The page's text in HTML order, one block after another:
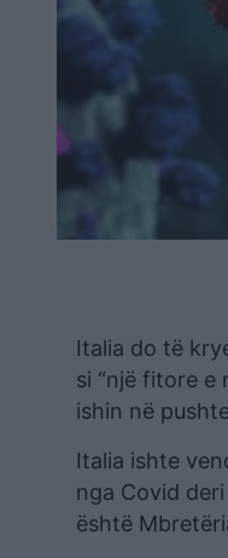
Italia do të
si “një fitore e
ishin në
Italia ishte
nga Covid
është